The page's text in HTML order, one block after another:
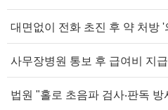
대면없이 전화 초진 후 약 처방 '
사무장병원 통보 후 급여비 지
법원 "홀로 초음파 검사‧판독